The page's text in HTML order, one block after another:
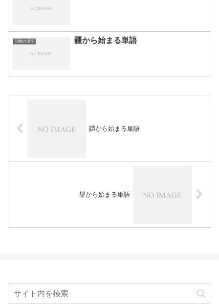
19画の漢字 疆から始まる単語
譞から始まる単語
譽から始まる単語